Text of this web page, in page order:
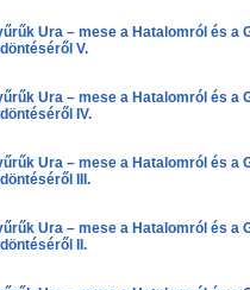
Ura – mese a Hatalomról és a
V.
Ura – mese a Hatalomról és a
IV.
Ura – mese a Hatalomról és a
III.
Ura – mese a Hatalomról és a
II.